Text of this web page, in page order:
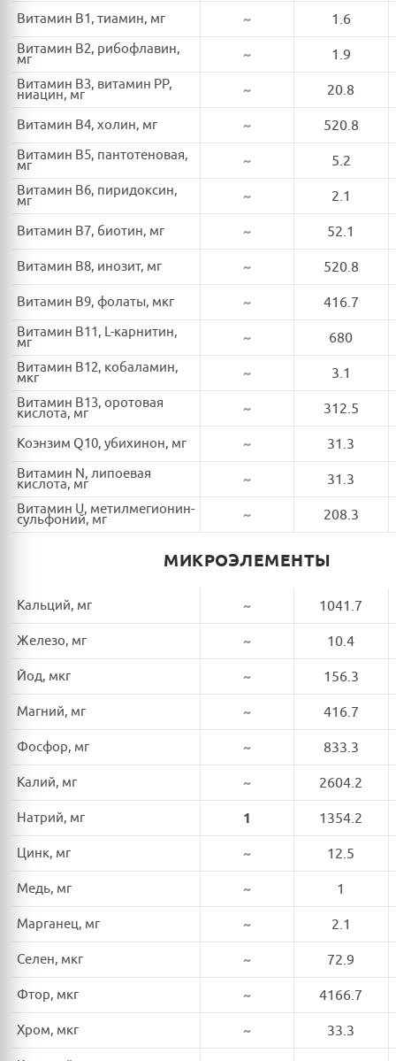
Витамин B1, тиамин, мг ~ 1.6
Витамин B2, рибофлавин,
мг ~ 1.9
Витамин B3, витамин PP,
ниацин, мг ~ 20.8
Витамин B4, холин, мг ~ 520.8
Витамин B5, пантотеновая,
мг ~ 5.2
Витамин B6, пиридоксин,
мг ~ 2.1
Витамин B7, биотин, мг ~ 52.1
Витамин B8, инозит, мг ~ 520.8
Витамин B9, фолаты, мкг ~ 416.7
Витамин B11, L-карнитин,
мг ~ 680
Витамин B12, кобаламин,
мкг ~ 3.1
Витамин B13, оротовая
кислота, мг ~ 312.5
Коэнзим Q10, убихинон, мг ~ 31.3
Витамин N, липоевая
кислота, мг ~ 31.3
Витамин U, метилмегионин-
сульфоний, мг ~ 208.3
МИКРОЭЛЕМЕНТЫ
Кальций, мг ~ 1041.7
Железо, мг ~ 10.4
Йод, мкг ~ 156.3
Магний, мг ~ 416.7
Фосфор, мг ~ 833.3
Калий, мг ~ 2604.2
Натрий, мг 1 1354.2
Цинк, мг ~ 12.5
Медь, мг ~ 1
Марганец, мг ~ 2.1
Селен, мкг ~ 72.9
Фтор, мкг ~ 4166.7
Хром, мкг ~ 33.3